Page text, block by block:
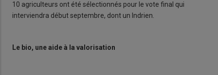
10 agriculteurs ont été sélectionnés pour le vote final qui
interviendra début septembre, dont un Indrien.
Le bio, une aide à la valorisation